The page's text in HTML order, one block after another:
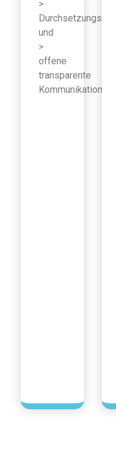
>
und
>
offene
transparente
Kommunikation